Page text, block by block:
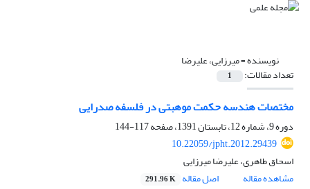
نویسنده =میرزایی، علیرضا
تعداد مقالات: 1
مختصات هندسه حکمت موهبتی در فلسفه صدرایی
دوره 9، شماره 12، تابستان 1391، صفحه
117-144
10.22059/jpht.2012.29439
اسحاق طاهری، علیرضا میرزایی
مشاهده مقاله
اصل مقاله 291.96 K